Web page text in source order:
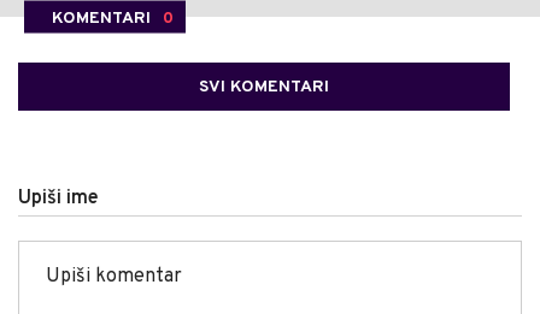
KOMENTARI 0
SVI KOMENTARI
Upiši ime